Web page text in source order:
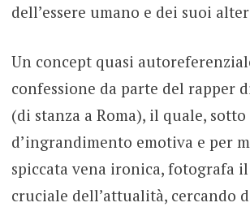
dell’essere umano e dei suoi
Un concept quasi
confessione da parte del rapper
(di stanza a Roma), il quale,
d’ingrandimento emotiva e per
spiccata vena ironica, fotografa
cruciale dell’attualità, cercando